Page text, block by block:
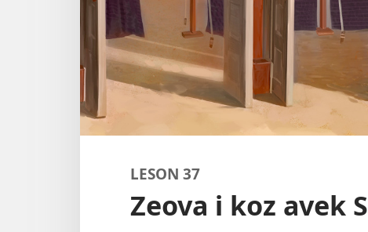
LESON 37
Zeova i koz avek